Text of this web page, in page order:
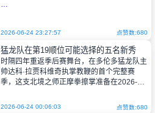
24日深夜放出震撼消息——球队与双能卫“乡
（约合新台币58.7亿元）的天价续约。这份合
2026-06-24 23:27:57 点赞数:680
猛龙队在第19顺位可能选择的五名新秀
时隔四年重返季后赛舞台，在多伦多猛龙队主
帅达科·拉贾科维奇执掌教鞭的首个完整赛
季，这支北境之师正摩拳擦掌准备在2026-27
2026-06-24 00:06:03 点赞数:680